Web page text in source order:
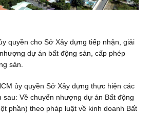
quyền cho Sở Xây dựng tiếp nhận, giải
dự án bất động sản, cấp phép
sản.
ủy quyền Sở Xây dựng thực hiện các
sau: Về chuyển nhượng dự án Bất động
phần) theo pháp luật về kinh doanh Bất